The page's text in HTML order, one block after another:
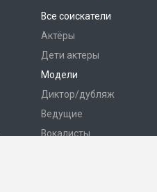
Все соискатели
Актёры
Дети актеры
Модели
Диктор/дубляж
Ведущие
Вокалисты